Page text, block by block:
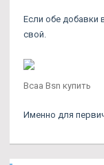
Если обе добавки
свой.
Bcaa Bsn купить
Именно для